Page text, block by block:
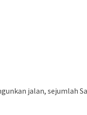
jalan, sejumlah